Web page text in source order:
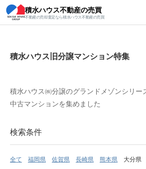
積水ハウス不動産の売買
不動産の売却査定なら積水ハウス不動産の売買
積水ハウス旧分譲マンショ
積水ハウス旧分譲マンション特集
積水ハウス㈱分譲のグランドメゾンシリー
中古マンションを集めました
検索条件
全て 福岡県 佐賀県 長崎県 熊本県 大分県